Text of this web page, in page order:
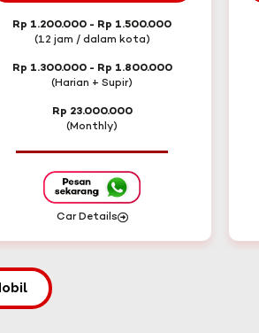
Rp 1.200.000 - Rp 1.500.000
(12 jam / dalam kota)
Rp 1.300.000 - Rp 1.800.000
(Harian + Supir)
Rp 23.000.000
(Monthly)
Car Details